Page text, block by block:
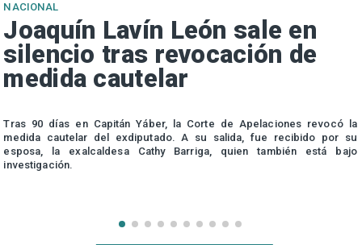
NACIONAL
Joaquín Lavín León sale en
silencio tras revocación de
medida cautelar
Tras 90 días en Capitán Yáber, la Corte de Apelaciones revocó la
medida cautelar del exdiputado. A su salida, fue recibido por su
esposa, la exalcaldesa Cathy Barriga, quien también está bajo
investigación.